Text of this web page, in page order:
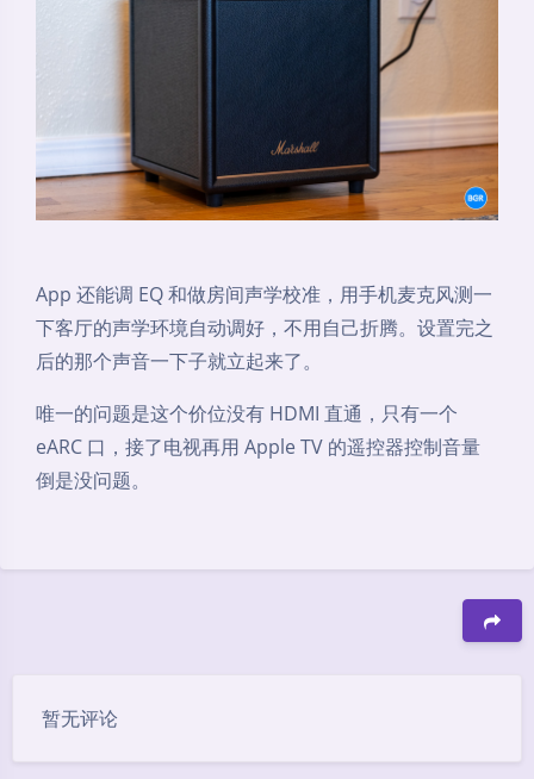
App 还能调 EQ 和做房间声学校准，用手机麦克风测一
下客厅的声学环境自动调好，不用自己折腾。设置完之
后的那个声音一下子就立起来了。
唯一的问题是这个价位没有 HDMI 直通，只有一个
eARC 口，接了电视再用 Apple TV 的遥控器控制音量
倒是没问题。
暂无评论